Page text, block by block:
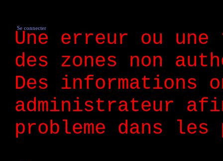
Une erreur ou
des zones non
Des informations
administrateur
probleme dans
Se connecter